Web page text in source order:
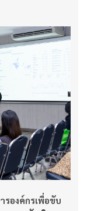
รองค์กรเพื่อขับ